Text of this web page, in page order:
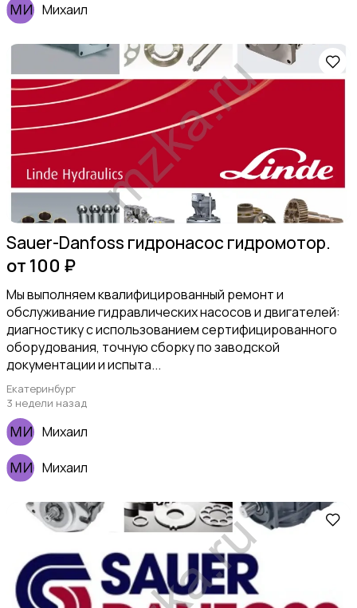
Михаил
Sauer-Danfoss гидронасос гидромотор.
от 100 ₽
Мы выполняем квалифицированный ремонт и
обслуживание гидравлических насосов и двигателей:
диагностику с использованием сертифицированного
оборудования, точную сборку по заводской
документации и испыта...
Екатеринбург
3 недели назад
Михаил
Михаил